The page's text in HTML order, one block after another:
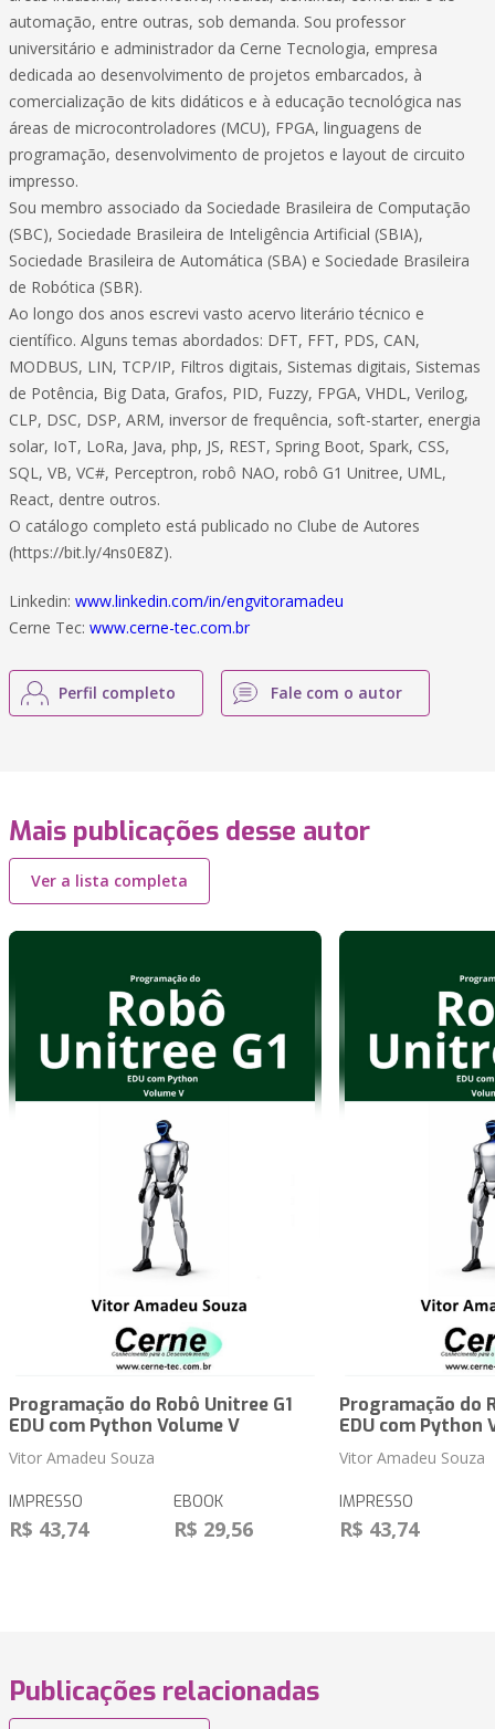
automação, entre outras, sob demanda. Sou professor
universitário e administrador da Cerne Tecnologia, empresa
dedicada ao desenvolvimento de projetos embarcados, à
comercialização de kits didáticos e à educação tecnológica nas
áreas de microcontroladores (MCU), FPGA, linguagens de
programação, desenvolvimento de projetos e layout de circuito
impresso.
Sou membro associado da Sociedade Brasileira de Computação
(SBC), Sociedade Brasileira de Inteligência Artificial (SBIA),
Sociedade Brasileira de Automática (SBA) e Sociedade Brasileira
de Robótica (SBR).
Ao longo dos anos escrevi vasto acervo literário técnico e
científico. Alguns temas abordados: DFT, FFT, PDS, CAN,
MODBUS, LIN, TCP/IP, Filtros digitais, Sistemas digitais, Sistemas
de Potência, Big Data, Grafos, PID, Fuzzy, FPGA, VHDL, Verilog,
CLP, DSC, DSP, ARM, inversor de frequência, soft-starter, energia
solar, IoT, LoRa, Java, php, JS, REST, Spring Boot, Spark, CSS,
SQL, VB, VC#, Perceptron, robô NAO, robô G1 Unitree, UML,
React, dentre outros.
O catálogo completo está publicado no Clube de Autores
(https://bit.ly/4ns0E8Z).
Linkedin: www.linkedin.com/in/engvitoramadeu
Cerne Tec: www.cerne-tec.com.br
Perfil completo Fale com o autor
Mais publicações desse autor
Ver a lista completa
Programação do Robô Unitree G1
EDU com Python Volume V
Vitor Amadeu Souza
IMPRESSO
R$ 43,74
EBOOK
R$ 29,56
Programação do
EDU com Python
Vitor Amadeu Souza
IMPRESSO
R$ 43,74
Publicações relacionadas